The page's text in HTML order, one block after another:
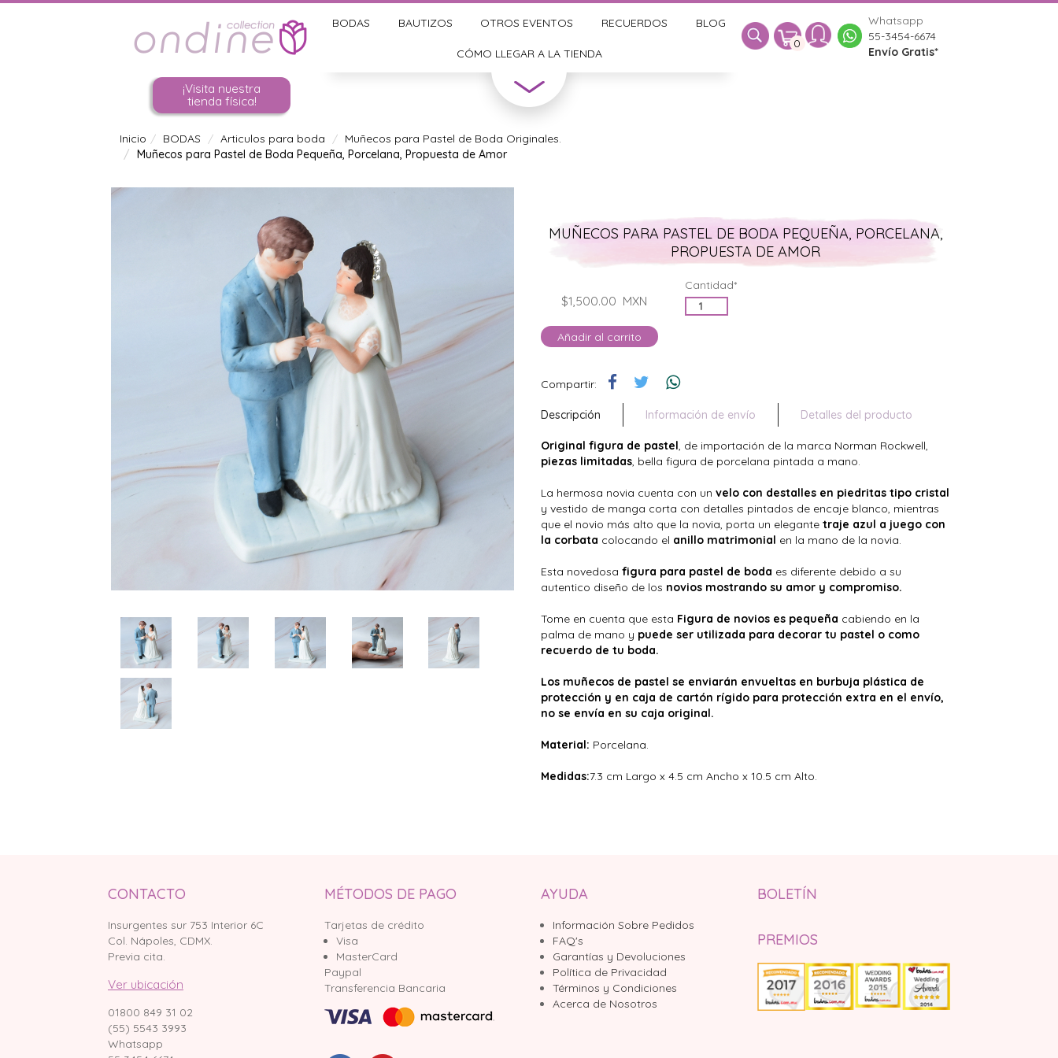
BODAS BAUTIZOS OTROS EVENTOS RECUERDOS BLOG
CÓMO LLEGAR A LA TIENDA
0
Whatsapp
55-3454-6674
Envío Gratis*
¡Visita nuestra
tienda física!
Inicio BODAS Articulos para boda
Muñecos para Pastel de Boda Originales.
Muñecos para Pastel de Boda Pequeña, Porcelana, Propuesta de Amor
MUÑECOS PARA PASTEL DE BODA PEQUEÑA, PORCELANA,
PROPUESTA DE AMOR
$1,500.00 MXN
Cantidad*
Añadir al carrito
Compartir:
Descripción Información de envío Detalles del producto
Original figura de pastel, de importación de la marca Norman Rockwell,
piezas limitadas, bella figura de porcelana pintada a mano.
La hermosa novia cuenta con un velo con destalles en piedritas tipo cristal
y vestido de manga corta con detalles pintados de encaje blanco, mientras
que el novio más alto que la novia, porta un elegante traje azul a juego con
la corbata colocando el anillo matrimonial en la mano de la novia.
Esta novedosa figura para pastel de boda es diferente debido a su
autentico diseño de los novios mostrando su amor y compromiso.
Tome en cuenta que esta Figura de novios es pequeña cabiendo en la
palma de mano y puede ser utilizada para decorar tu pastel o como
recuerdo de tu boda.
Los muñecos de pastel se enviarán envueltas en burbuja plástica de
protección y en caja de cartón rígido para protección extra en el envío,
no se envía en su caja original.
Material: Porcelana.
Medidas:7.3 cm Largo x 4.5 cm Ancho x 10.5 cm Alto.
CONTACTO
Insurgentes sur 753 Interior 6C
Col. Nápoles, CDMX.
Previa cita.
Ver ubicación
01800 849 31 02
(55) 5543 3993
Whatsapp
MÉTODOS DE PAGO
Tarjetas de crédito
Visa
MasterCard
Paypal
Transferencia Bancaria
AYUDA
Información Sobre Pedidos
FAQ's
Garantías y Devoluciones
Política de Privacidad
Términos y Condiciones
Acerca de Nosotros
BOLETÍN
PREMIOS